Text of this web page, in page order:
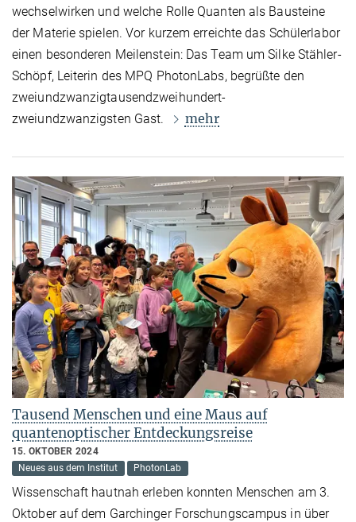
wechselwirken und welche Rolle Quanten als Bausteine
der Materie spielen. Vor kurzem erreichte das Schülerlabor
einen besonderen Meilenstein: Das Team um Silke Stähler-
Schöpf, Leiterin des MPQ PhotonLabs, begrüßte den
zweiundzwanzigtausendzweihundert-
zweiundzwanzigsten Gast.
mehr
Tausend Menschen und eine Maus auf
quantenoptischer Entdeckungsreise
15. OKTOBER 2024
Neues aus dem Institut
PhotonLab
Wissenschaft hautnah erleben konnten Menschen am 3.
Oktober auf dem Garchinger Forschungscampus in über